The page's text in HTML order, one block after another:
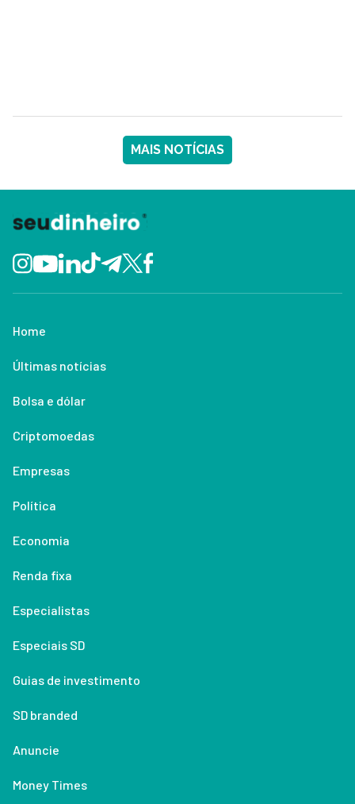
MAIS NOTÍCIAS
Home
Últimas notícias
Bolsa e dólar
Criptomoedas
Empresas
Política
Economia
Renda fixa
Especialistas
Especiais SD
Guias de investimento
SD branded
Anuncie
Money Times